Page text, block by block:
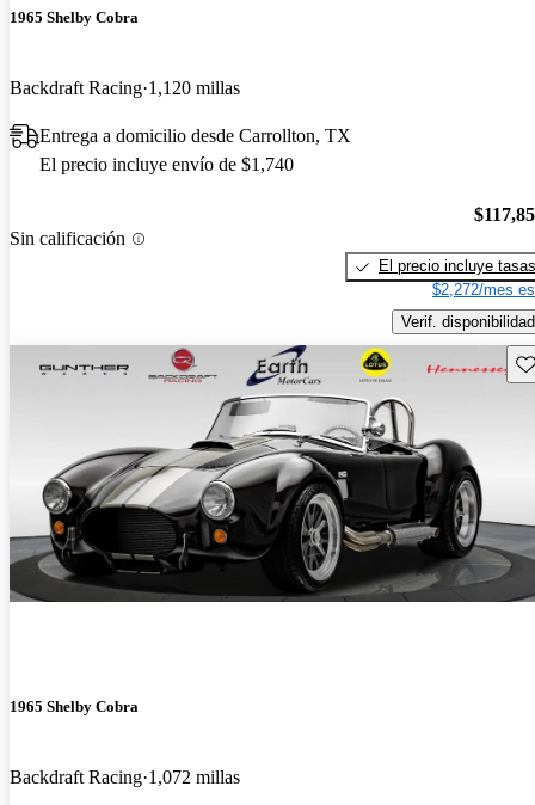
1965 Shelby Cobra
Backdraft Racing 1,120 millas
Entrega a domicilio desde Carrollton, TX
El precio incluye envío de $1,740
Sin calificación
El precio incluye tasas
$2,272/mes
Verif. disponibilidad
1965 Shelby Cobra
Backdraft Racing 1,072 millas